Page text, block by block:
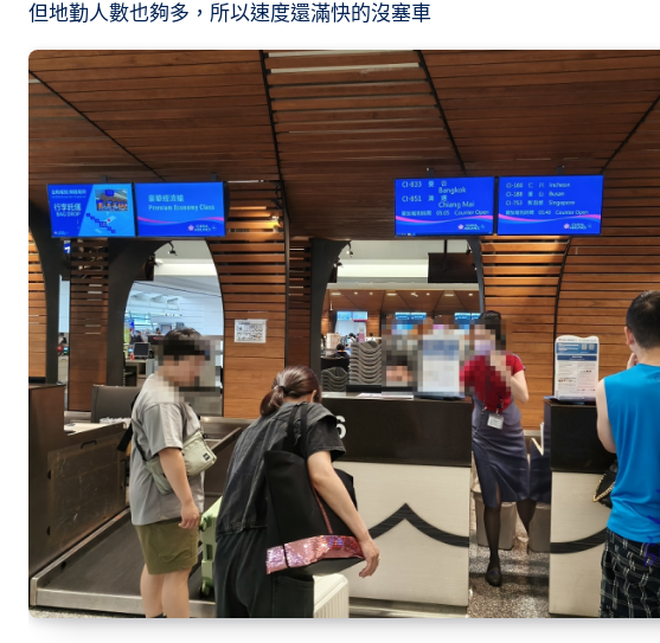
但地勤人數也夠多，所以速度還滿快的沒塞車